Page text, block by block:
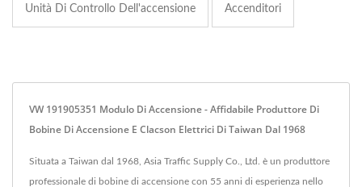
Unità Di Controllo Dell'accensione Accenditori
VW 191905351 Modulo Di Accensione - Affidabile Produttore Di
Bobine Di Accensione E Clacson Elettrici Di Taiwan Dal 1968
Situata a Taiwan dal 1968, Asia Traffic Supply Co., Ltd. è un produttore
professionale di bobine di accensione con 55 anni di esperienza nello